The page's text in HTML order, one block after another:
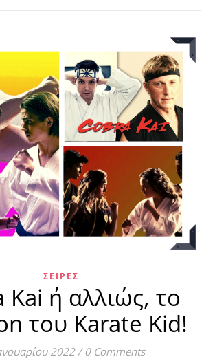
ΣΕΙΡΈΣ
Kai ή αλλιώς, το
του Karate Kid!
2022 / 0 Comments